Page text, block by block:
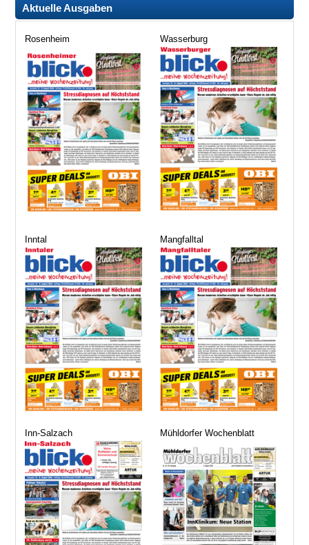
Aktuelle Ausgaben
Rosenheim Wasserburg
Inntal Mangfalltal
Inn-Salzach Mühldorfer Wochenblatt